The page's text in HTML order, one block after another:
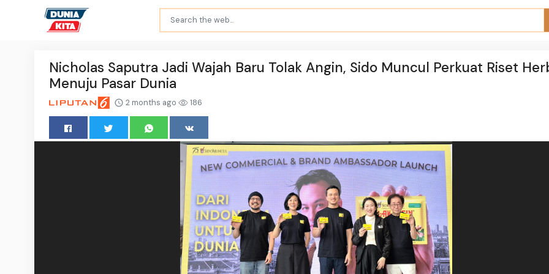
Nicholas Saputra Jadi Wajah Baru Tolak Angin, Sido Muncul Perkuat Riset
Menuju Pasar Dunia
2 months ago 186